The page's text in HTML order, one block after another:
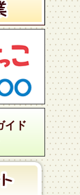
イド